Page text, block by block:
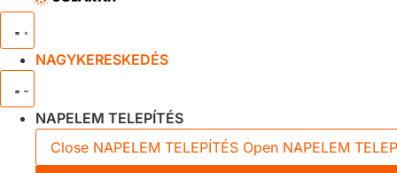
NAGYKERESKEDÉS
NAPELEM TELEPÍTÉS
Close NAPELEM TELEPÍTÉS Open NAPELEM